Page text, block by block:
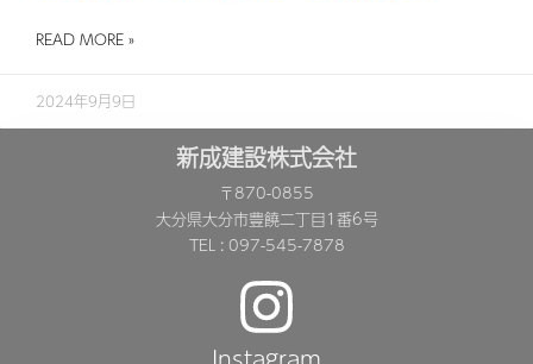
READ MORE »
2024年9月9日
新成建設株式会社
〒870-0855
大分県大分市豊饒二丁目1番6号
TEL : 097-545-7878